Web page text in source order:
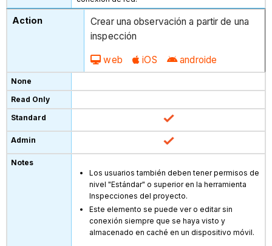
Crear una observación a partir de una
inspección
web iOS androide
Los usuarios también deben tener permisos de
nivel "Estándar" o superior en la herramienta
Inspecciones del proyecto.
Este elemento se puede ver o editar sin
conexión siempre que se haya visto y
almacenado en caché en un dispositivo móvil.